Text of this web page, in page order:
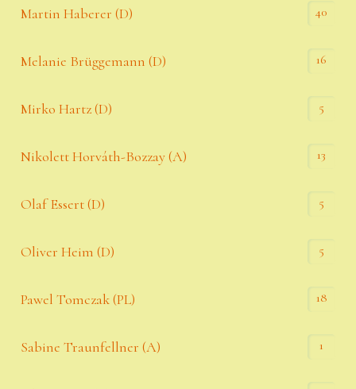
Martin Haberer (D) 40
Melanie Brüggemann (D) 16
Mirko Hartz (D) 5
Nikolett Horváth-Bozzay (A) 13
Olaf Essert (D) 5
Oliver Heim (D) 5
Pawel Tomczak (PL) 18
Sabine Traunfellner (A) 1